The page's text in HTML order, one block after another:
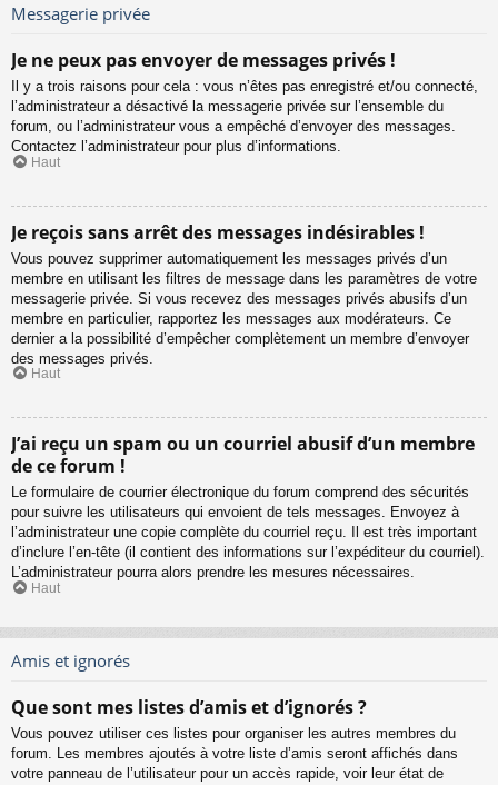
Messagerie privée
Je ne peux pas envoyer de messages privés !
Il y a trois raisons pour cela : vous n’êtes pas enregistré et/ou connecté,
l’administrateur a désactivé la messagerie privée sur l’ensemble du
forum, ou l’administrateur vous a empêché d’envoyer des messages.
Contactez l’administrateur pour plus d’informations.
Haut
Je reçois sans arrêt des messages indésirables !
Vous pouvez supprimer automatiquement les messages privés d’un
membre en utilisant les filtres de message dans les paramètres de votre
messagerie privée. Si vous recevez des messages privés abusifs d’un
membre en particulier, rapportez les messages aux modérateurs. Ce
dernier a la possibilité d’empêcher complètement un membre d’envoyer
des messages privés.
Haut
J’ai reçu un spam ou un courriel abusif d’un membre
de ce forum !
Le formulaire de courrier électronique du forum comprend des sécurités
pour suivre les utilisateurs qui envoient de tels messages. Envoyez à
l’administrateur une copie complète du courriel reçu. Il est très important
d’inclure l’en-tête (il contient des informations sur l’expéditeur du courriel).
L’administrateur pourra alors prendre les mesures nécessaires.
Haut
Amis et ignorés
Que sont mes listes d’amis et d’ignorés ?
Vous pouvez utiliser ces listes pour organiser les autres membres du
forum. Les membres ajoutés à votre liste d’amis seront affichés dans
votre panneau de l’utilisateur pour un accès rapide, voir leur état de